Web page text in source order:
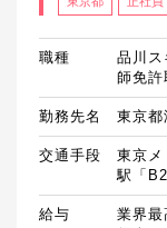
職種
品川ス
師免許
勤務先名 東京
交通手段
東京メ
駅「
給与
業界最